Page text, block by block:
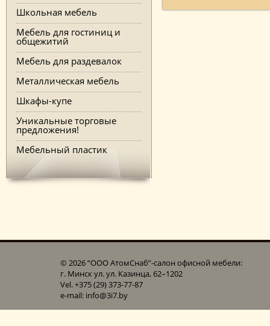
Школьная мебель
Мебель для гостиниц и
общежитий
Мебель для раздевалок
Металлическая мебель
Шкафы-купе
Уникальные торговые
предложения!
Мебельный пластик
© 2026 “ООО АтомСнаб”-cалон офисной мебели:
г. Минск ул. ул. Казинца, 62–1202
Vel. +375 (29) 373-77-87
e-mail: info@3i7.by